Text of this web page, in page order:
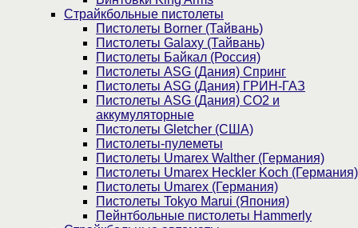
Страйкбольные пистолеты
Пистолеты Borner (Тайвань)
Пистолеты Galaxy (Тайвань)
Пистолеты Байкал (Россия)
Пистолеты ASG (Дания) Спринг
Пистолеты ASG (Дания) ГРИН-ГАЗ
Пистолеты ASG (Дания) CO2 и
аккумуляторные
Пистолеты Gletcher (США)
Пистолеты-пулеметы
Пистолеты Umarex Walther (Германия)
Пистолеты Umarex Heckler Koch (Германия)
Пистолеты Umarex (Германия)
Пистолеты Tokyo Marui (Япония)
Пейнтбольные пистолеты Hammerly